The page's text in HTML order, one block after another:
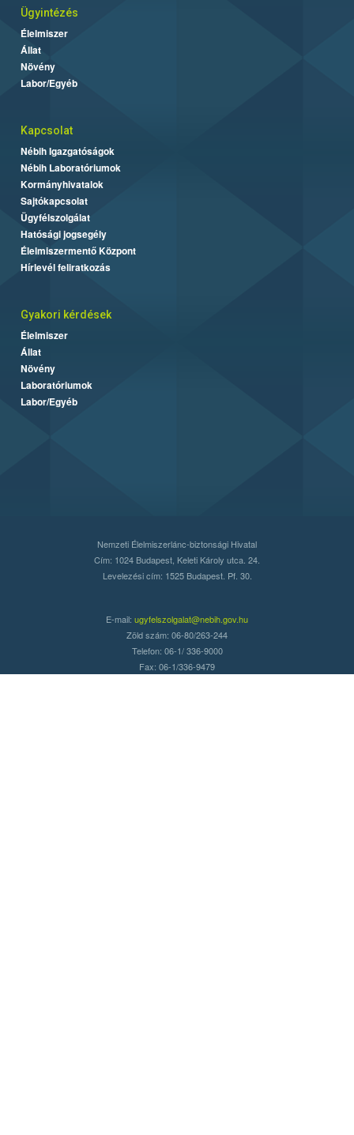
Ügyintézés
Élelmiszer
Állat
Növény
Labor/Egyéb
Kapcsolat
Nébih Igazgatóságok
Nébih Laboratóriumok
Kormányhivatalok
Sajtókapcsolat
Ügyfélszolgálat
Hatósági jogsegély
Élelmiszermentő Központ
Hírlevél feliratkozás
Gyakori kérdések
Élelmiszer
Állat
Növény
Laboratóriumok
Labor/Egyéb
Nemzeti Élelmiszerlánc-biztonsági Hivatal
Cím: 1024 Budapest, Keleti Károly utca. 24.
Levelezési cím: 1525 Budapest. Pf. 30.
E-mail: ugyfelszolgalat@nebih.gov.hu
Zöld szám: 06-80/263-244
Telefon: 06-1/ 336-9000
Fax: 06-1/336-9479